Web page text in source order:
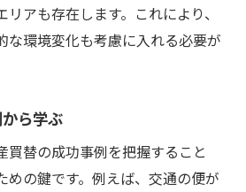
比較で買替の基準を明確にす
買替のための門真市の重要ポ
の流れを理解する
アも存在します。これにより、
な環境変化も考慮に入れる必要が
ら学ぶ
買替の成功事例を把握すること
めの鍵です。例えば、交通の便が